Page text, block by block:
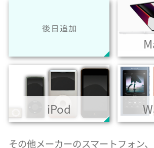
iPod
その他メーカーのスマートフォン